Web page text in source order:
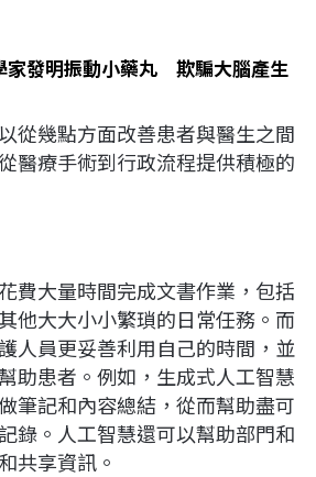
家發明振動小藥丸 欺騙大腦產生
從幾點方面改善患者與醫生之間
醫療手術到行政流程提供積極的
費大量時間完成文書作業，包括
他大大小小繁瑣的日常任務。而
人員更妥善利用自己的時間，並
助患者。例如，生成式人工智慧
筆記和內容總結，從而幫助盡可
錄。人工智慧還可以幫助部門和
共享資訊。